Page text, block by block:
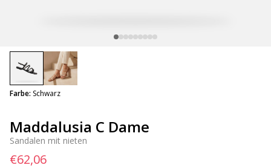
Maddalusia C Dame
Sandalen mit nieten
€62,06
Farbe: Schwarz
selected